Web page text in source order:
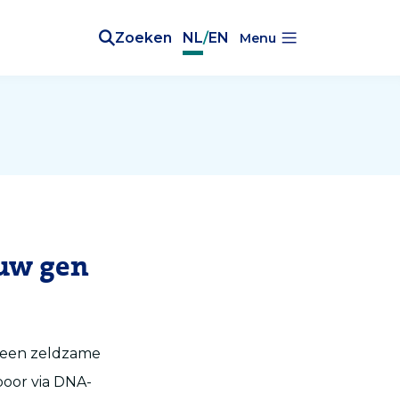
Zoeken NL/EN Menu
gen
zeldzame
via DNA-